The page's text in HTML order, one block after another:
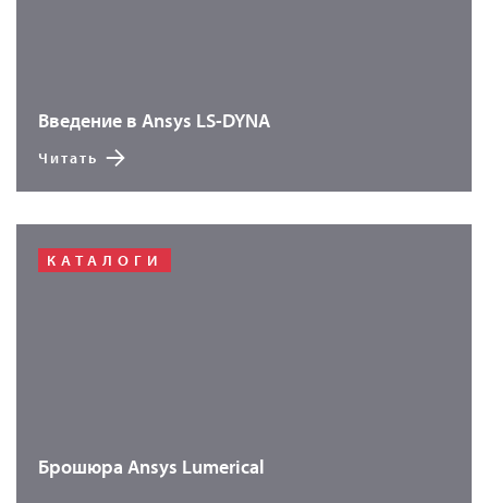
Введение в Ansys LS-DYNA
Читать
КАТАЛОГИ
Брошюра Ansys Lumerical